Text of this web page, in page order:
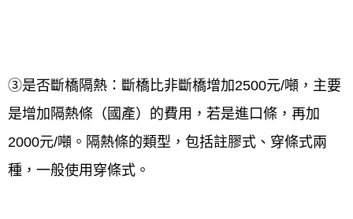
③是否斷橋隔熱：斷橋比非斷橋增加2500元/噸，主要
是增加隔熱條（國產）的費用，若是進口條，再加
2000元/噸。隔熱條的類型，包括註膠式、穿條式兩
種，一般使用穿條式。